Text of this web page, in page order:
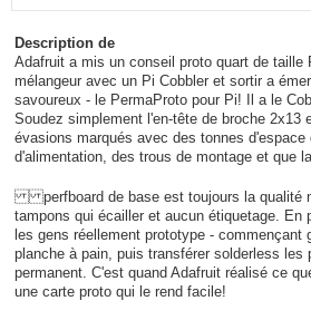
Description de
Adafruit a mis un conseil proto quart de taille
mélangeur avec un Pi Cobbler et sortir a
savoureux - le PermaProto pour Pi! Il a le
Soudez simplement l'en-tête de broche 2x13
évasions marqués avec des tonnes d'espace
d'alimentation, des trous de montage et que
perfboard de base est toujours la qualité
tampons qui écailler et aucun étiquetage. En
les gens réellement prototype - commençant
planche à pain, puis transférer solderless les
permanent. C'est quand Adafruit réalisé ce
une carte proto qui le rend facile!